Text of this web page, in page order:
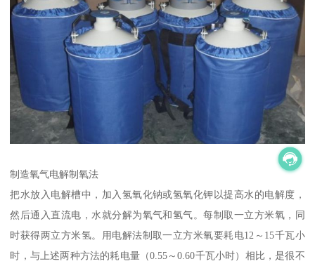
制造氧气电解制氧法
把水放入电解槽中，加入氢氧化钠或氢氧化钾以提高水的电解度，
然后通入直流电，水就分解为氧气和氢气。每制取一立方米氧，同
时获得两立方米氢。用电解法制取一立方米氧要耗电12～15千瓦小
时，与上述两种方法的耗电量（0.55～0.60千瓦小时）相比，是很不